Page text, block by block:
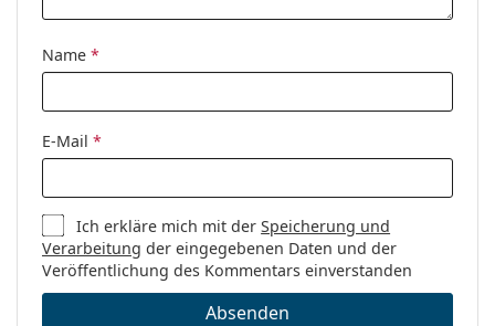
Name *
E-Mail *
Ich erkläre mich mit derSpeicherung und
Verarbeitung der eingegebenen Daten und der
Veröffentlichung des Kommentars einverstanden
Absenden